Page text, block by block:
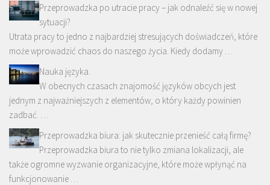
Przeprowadzka po utracie pracy – jak odnaleźć się w nowej
sytuacji?
Utrata pracy to jedno z najbardziej stresujących doświadczeń, które
może wprowadzić chaos do naszego życia. Kiedy dodamy …
Nauka języka.
W obecnych czasach znajomość języków obcych jest
jednym z najważniejszych z elementów, o który każdy powinien
zadbać. …
Przeprowadzka biura: jak skutecznie przenieść całą firmę?
Przeprowadzka biura to nie tylko zmiana lokalizacji, ale
także ogromne wyzwanie organizacyjne, które może wpłynąć na
funkcjonowanie …